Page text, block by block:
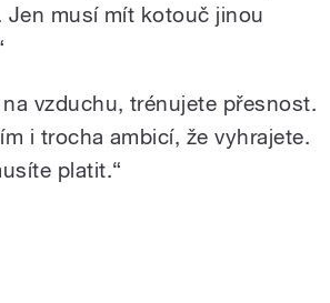
Jen musí mít kotouč jinou
vzduchu, trénujete přesnost.
i trocha ambicí, že vyhrajete.
platit.“